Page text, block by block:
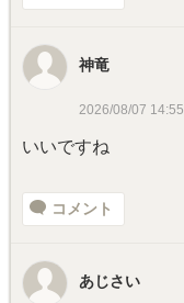
神竜
2026/08/07 14:55
いいですね
コメント
あじさい